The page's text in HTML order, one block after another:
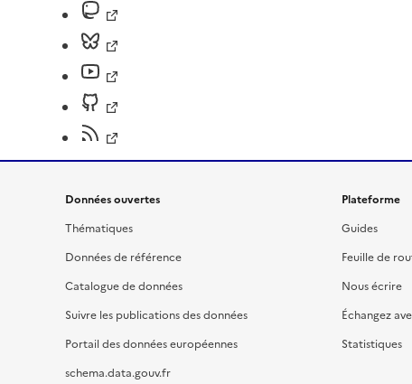
Données ouvertes
Thématiques
Données de référence
Catalogue de données
Suivre les publications des données
Portail des données européennes
schema.data.gouv.fr
Plateforme
Guides
Feuille de
Nous écrire
Échangez
Statistiques